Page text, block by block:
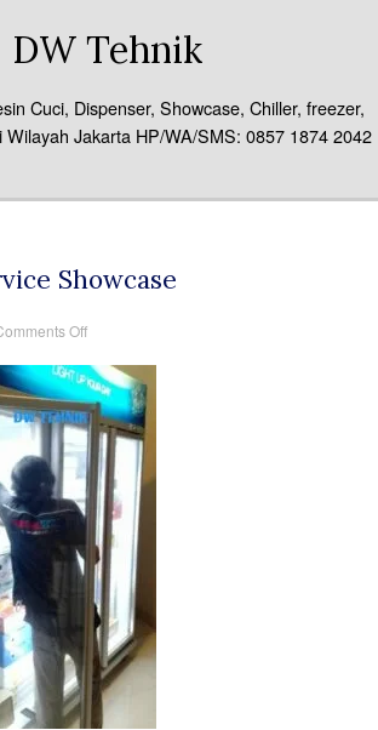
DW Tehnik
Cuci, Dispenser, Showcase, Chiller, freezer,
Jakarta HP/WA/SMS: 0857 1874 2042
Showcase
Offon